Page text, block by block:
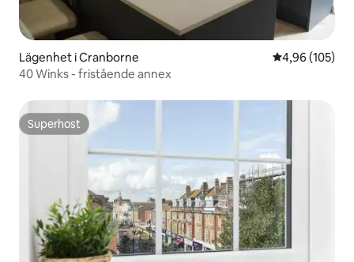
Lägenhet i Cranborne 4,96 av 5 i
4,96 (105)
40 Winks - fristående annex
Superhost
Superhost